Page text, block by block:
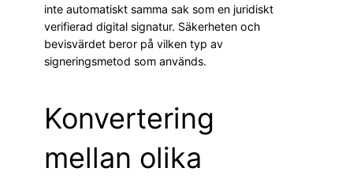
inte automatiskt samma sak som en juridiskt
verifierad digital signatur. Säkerheten och
bevisvärdet beror på vilken typ av
signeringsmetod som används.
Konvertering
mellan olika